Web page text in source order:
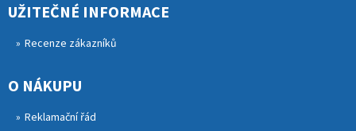
UŽITEČNÉ INFORMACE
Recenze zákazníků
O NÁKUPU
Reklamační řád